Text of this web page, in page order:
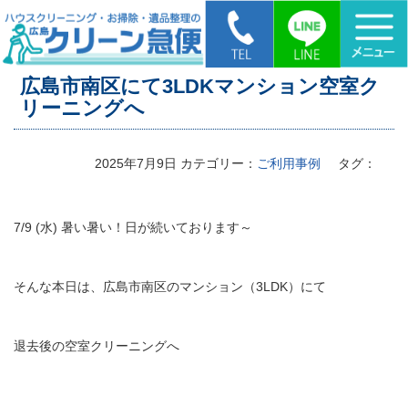
HOME > 広島市南区にて3LDKマンション空室クリーニングへ
広島市南区にて3LDKマンション空室ク
リーニングへ
2025年7月9日 カテゴリー： ご利用事例 タグ：
7/9 (水) 暑い暑い！日が続いております～
そんな本日は、広島市南区のマンション（3LDK）にて
退去後の空室クリーニングへ